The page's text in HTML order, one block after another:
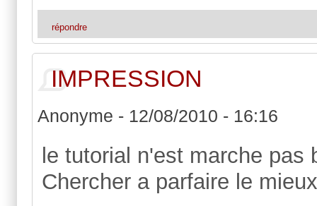
répondre
IMPRESSION
Anonyme - 12/08/2010 - 16:16
le tutorial n'est marche
Chercher a parfaire le